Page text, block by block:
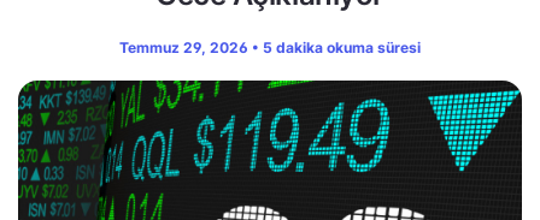
Temmuz 29, 2026 • 5 dakika okuma süresi